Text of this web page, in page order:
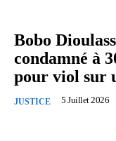
Bobo
condamné à
pour viol sur
JUSTICE 5 Juillet 2026